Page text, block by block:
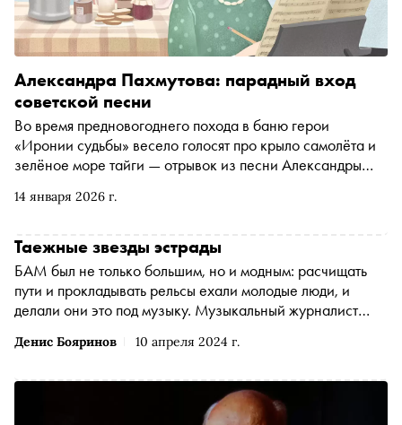
14 января 2026 г.
Александра Пахмутова: парадный вход
советской песни
Во время предновогоднего похода в баню герои
«Иронии судьбы» весело голосят про крыло самолёта и
зелёное море тайги — отрывок из песни Александры
Режиссёр знал, что делал: шлягеры Пахмутовой —
было объединяющее начало и подкупающая простота.
Не говоря о мелодиях, перед которыми не смогли устоять
ни миллионы слушателей, ни артисты в диапазоне от
Анны Герман до Rammstein. Почему иначе не могло быть,
объясняет автор «Сноба» Александр Морсин в своей
рубрике «Переслушать»
Денис Бояринов 10 апреля 2024 г.
Таежные звезды эстрады
БАМ был не только большим, но и модным: расчищать
пути и прокладывать рельсы ехали молодые люди, и
делали они это под музыку. Музыкальный журналист
одной из самых грандиозных советских строек, — и